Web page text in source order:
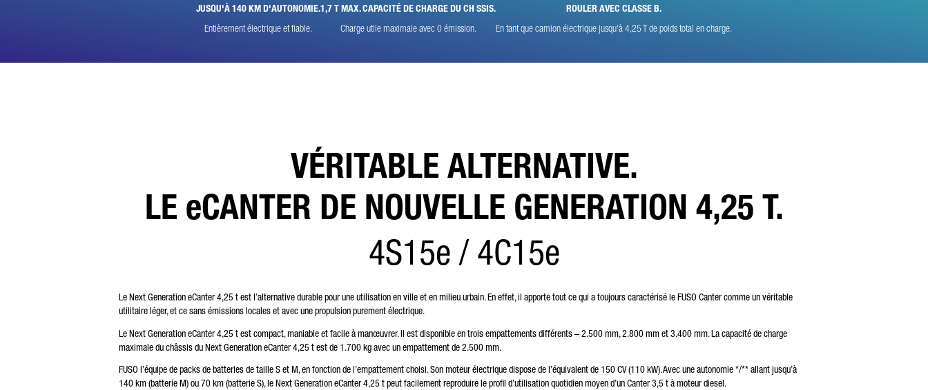
Vous trouverez plus de détails sur le traitement de vos données personnelles par Daimler Truck AG ainsi
JUSQU'À 140 KM D'AUTONOMIE.
Entièrement électrique et fiable.
1,7 T MAX. CAPACITÉ DE CHARGE DU CH SSIS.
Charge utile maximale avec 0 émission.
ROULER AVEC CLASSE B.
En tant que camion électrique jusqu'à 4,25 T de poids total en charge.
VÉRITABLE ALTERNATIVE.
LE eCANTER DE NOUVELLE GENERATION 4,25 T.
4S15e / 4C15e
Le Next Generation eCanter 4,25 t est l’alternative durable pour une utilisation en ville et en milieu urbain. En effet, il apporte tout ce qui a toujours caractérisé le FUSO Canter comme un véritable
utilitaire léger, et ce sans émissions locales et avec une propulsion purement électrique.
Le Next Generation eCanter 4,25 t est compact, maniable et facile à manœuvrer. Il est disponible en trois empattements différents – 2.500 mm, 2.800 mm et 3.400 mm. La capacité de charge
maximale du châssis du Next Generation eCanter 4,25 t est de 1.700 kg avec un empattement de 2.500 mm.
FUSO l’équipe de packs de batteries de taille S et M, en fonction de l’empattement choisi. Son moteur électrique dispose de l’équivalent de 150 CV (110 kW). Avec une autonomie */** allant jusqu’à
140 km (batterie M) ou 70 km (batterie S), le Next Generation eCanter 4,25 t peut facilement reproduire le profil d’utilisation quotidien moyen d’un Canter 3,5 t à moteur diesel.